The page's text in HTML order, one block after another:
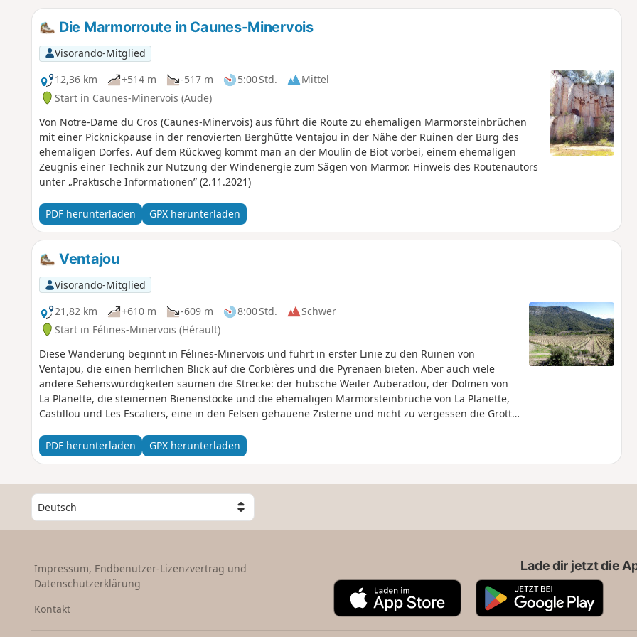
Die Marmorroute in Caunes-Minervois
Visorando-Mitglied
12,36 km
+514 m -517 m 5:00 Std.
Mittel
Start in Caunes-Minervois (Aude)
Von Notre-Dame du Cros (Caunes-Minervois) aus führt die Route zu ehemaligen Marmorsteinbrüchen
mit einer Picknickpause in der renovierten Berghütte Ventajou in der Nähe der Ruinen der Burg des
ehemaligen Dorfes. Auf dem Rückweg kommt man an der Moulin de Biot vorbei, einem ehemaligen
Zeugnis einer Technik zur Nutzung der Windenergie zum Sägen von Marmor. Hinweis des Routenautors
unter „Praktische Informationen” (2.11.2021)
PDF herunterladen GPX herunterladen
Ventajou
Visorando-Mitglied
21,82 km
+610 m -609 m 8:00 Std.
Schwer
Start in Félines-Minervois (Hérault)
Diese Wanderung beginnt in Félines-Minervois und führt in erster Linie zu den Ruinen von
Ventajou, die einen herrlichen Blick auf die Corbières und die Pyrenäen bieten. Aber auch viele
andere Sehenswürdigkeiten säumen die Strecke: der hübsche Weiler Auberadou, der Dolmen von
La Planette, die steinernen Bienenstöcke und die ehemaligen Marmorsteinbrüche von La Planette,
Castillou und Les Escaliers, eine in den Felsen gehauene Zisterne und nicht zu vergessen die Grotte
Pinienwaldes rundet diese Reise harmonisch ab.
PDF herunterladen GPX herunterladen
W
ä
h
e
n
Impressum, Endbenutzer-Lizenzvertrag und
Datenschutzerklärung
Kontakt
Lade dir jetzt die
A
p
G
o